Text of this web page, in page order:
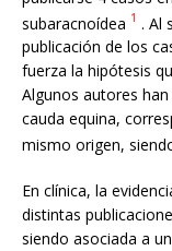
subaracnoídea 1 . Al
publicación de los
fuerza la hipótesis
Algunos autores
cauda equina,
mismo origen,
En clínica, la
distintas
siendo asociada a